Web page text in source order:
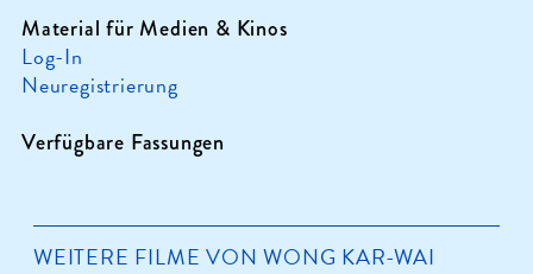
Material für Medien & Kinos
Log-In
Neuregistrierung
Verfügbare Fassungen
WEITERE FILME VON WONG KAR-WAI